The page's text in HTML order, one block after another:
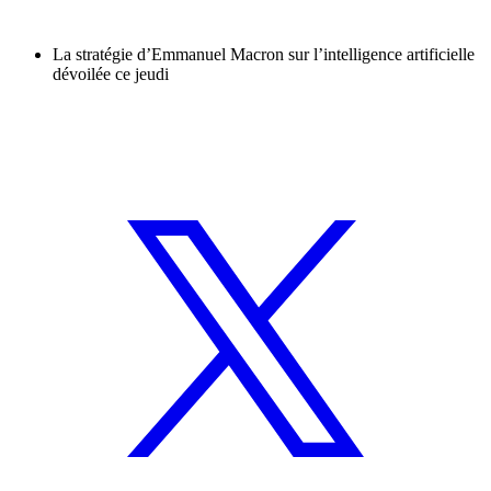
La stratégie d’Emmanuel Macron sur l’intelligence artificielle
dévoilée ce jeudi